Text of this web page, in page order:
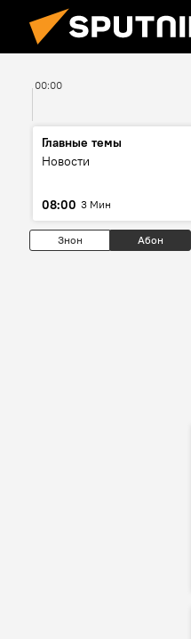
00:00
Главные темы
Новости
08:00 3 Мин
Знон Абон